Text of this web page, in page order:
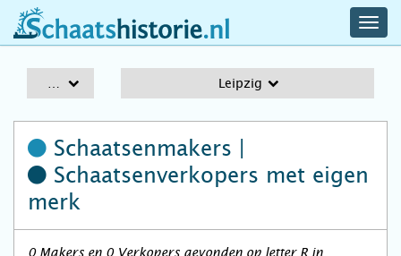
schaatshistorie.nl
Leipzig
Schaatsenmakers |
Schaatsenverkopers met eigen
merk
0 Makers en 0 Verkopers gevonden op letter R in